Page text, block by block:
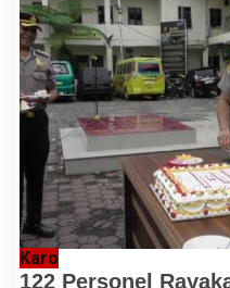
Karo
122 Personel